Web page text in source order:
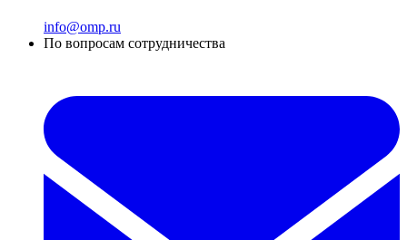
info@omp.ru
По вопросам сотрудничества